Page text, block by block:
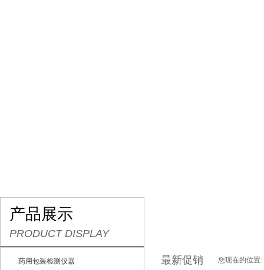
产品展示
PRODUCT DISPLAY
药用包装检测仪器 最新促销 您现在的位置: